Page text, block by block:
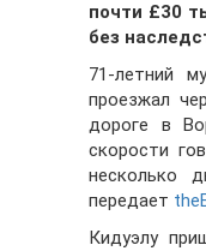
почти £30
без
71-летний
проезжал
дороге в
скорости
несколько
передает
Кидуэлу